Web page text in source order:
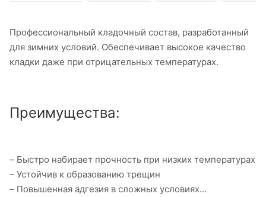
Профессиональный кладочный состав, разработанный
для зимних условий. Обеспечивает высокое качество
кладки даже при отрицательных температурах.
Преимущества:
– Быстро набирает прочность при низких температурах
– Устойчив к образованию трещин
– Повышенная адгезия в сложных условиях